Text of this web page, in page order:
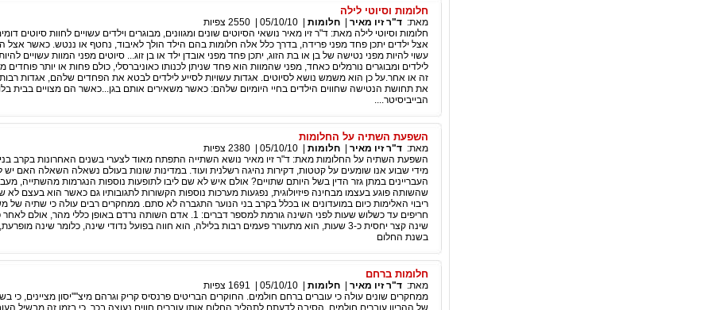
חלומות וסיוטי לילה
מאת: ד"ר זיו מאיר חלומות 05/10/10
2550 צפיות
חלומות וסיוטי לילה מאת: ד"ר זיו מאיר נושאי הסיוטים שונים ומגוונים, מבוגרים וילדים עשויים לחוות סיוטים
אצל ילדים יתכן פחד מפני פרידה, בדרך כלל אלה חלומות בהם הילד הולך לאיבוד, נחטף או ננטש. כאשר אצל
עשוי להיות מפני נטישה של בן או בת הזוג, יתכן פחד מפני אובדן ילד או בן זוג... סיוטים מפני המוות עשויים
לילדים ומבוגרים נורמלים כאחד, מפני שהמוות הוא פחד שניתן לכנותו כאוניברסלי, כולם פחות או יותר פוחדים
זה או אחר.על כן הוא משמש נושא לסיוטים. אגדות עשויות לסייע לילדים לבטא את הפחדים שלהם, אגדות
את תחושת הנטישה שחווים הילדים בחיי היומיום שלהם: כאשר משאירים אותם בגן...כאשר הם מצויים בבית
הבייביסיטר....
השפעת השתיה על החלומות
מאת: ד"ר זיו מאיר חלומות 05/10/10
2380 צפיות
השפעת השתיה על החלומות מאת: ד"ר זיו מאיר נושא השתייה התפתח מאוד לצערי בשנים האחרונות בקרב
מידי שבוע אנו שומעים על קטטות, דקירות נהיגה רשלנית ועוד. במדינות שונות בעולם נשאלה השאלה האם יש
העבריינים במתן גזר הדין בשל היותם שתויים? אולם איש לא שם ליבו לתופעות נוספות הנגרמות מהשתייה,
שהשותה פוגע בעצמו מבחינה פיזיולוגית, נפגעות מערכות נוספות הקשורות לתגובותיו גם כאשר הוא בעצם לא
ריבוי האלימות כיום במועדונים או בכלל בקרב בני הנוער התגברה לא סתם. ממחקרים רבים עולה כי שתיה של
חריפים עד כשלוש שעות לפני השינה גורמת למספר דברים: 1. אדם השותה נרדם באופן כללי מהר,
שינה קצר יחסית כ-3 שעות, הוא מתעורר פעמים רבות בלילה, הוא חווה בפועל נדודי שינה, כלומר שינה
בשנת החלום
חלומות ברחם
מאת: ד"ר זיו מאיר חלומות 05/10/10
1691 צפיות
ממחקרים שונים עולה כי עוברים ברחם חולמים. החוקרים הבריטים פרנסיס קריק וגרהם מיצ''''יסון מציינים, כי
של ההריון עוברים חולמים. הסיבה לדעתם לתהליך החלום אותו עוברים חווים נעוצה בכך, כי בזמן זה מבשיל